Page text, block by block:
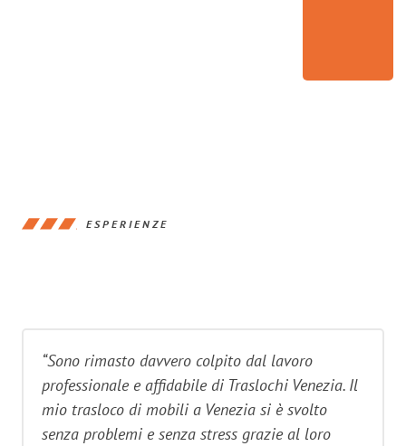
ESPERIENZE
“Sono rimasto davvero colpito dal lavoro
professionale e affidabile di Traslochi Venezia. Il
mio trasloco di mobili a Venezia si è svolto
senza problemi e senza stress grazie al loro